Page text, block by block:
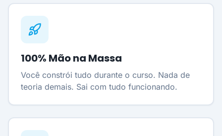
100% Mão na Massa
Você constrói tudo durante o curso. Nada de
teoria demais. Sai com tudo funcionando.